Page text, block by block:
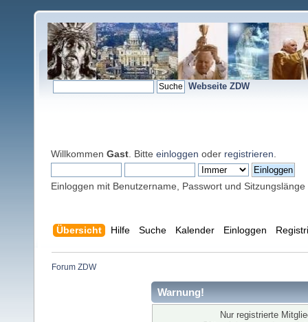
Webseite ZDW
Willkommen Gast . Bitte einloggen oder registrieren
Einloggen mit Benutzername, Passwort und Sitzungslänge
Übersicht Hilfe Suche Kalender Einloggen
Forum ZDW
Warnung!
Nur registrierte